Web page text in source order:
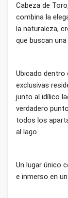
Cabeza de
combina la
la naturaleza,
que buscan
Ubicado dentro
exclusivas
junto al idílico
verdadero
todos los
al lago.
Un lugar único
e inmerso en